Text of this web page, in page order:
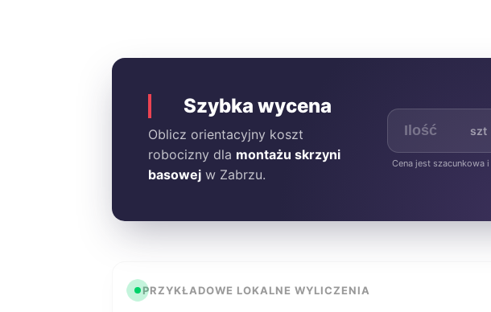
Szybka wycena
Oblicz orientacyjny koszt
robocizny dla montażu skrzyni
basowej w Zabrzu.
szt
Cena jest szacunkowa
PRZYKŁADOWE LOKALNE WYLICZENIA